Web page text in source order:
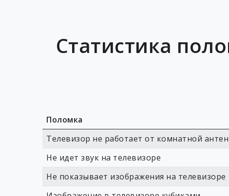
Статистика
Поломка
Телевизор не работает от комнатной
Не идет звук на телевизоре
Не показывает изображения на телевизоре